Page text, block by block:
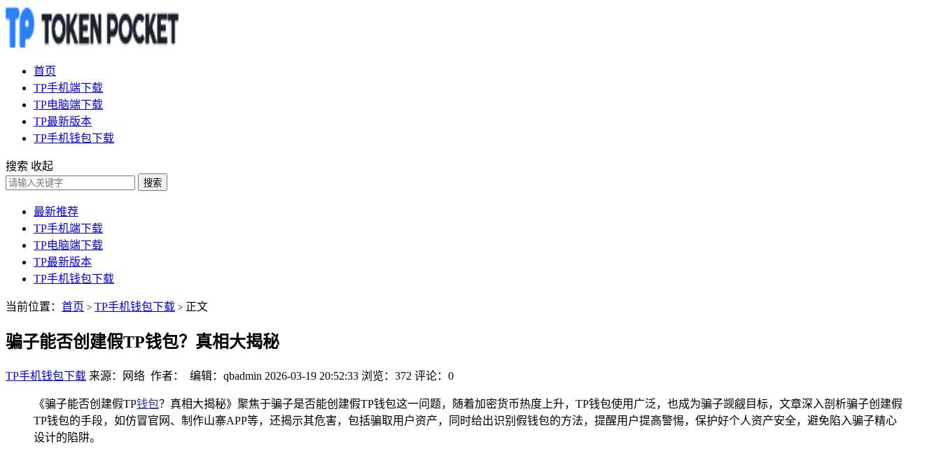
首页
TP手机端下载
TP电脑端下载
TP最新版本
TP手机钱包下载
搜索 收起
搜索
最新推荐
TP手机端下载
TP电脑端下载
TP最新版本
TP手机钱包下载
当前位置： 首页 > TP手机钱包下载 > 正文
骗子能否创建假TP钱包？真相大揭秘
TP手机钱包下载 来源：网络 作者： 编辑：qbadmin 2026-03-19 20:52:33 浏览：372 评论：0
《骗子能否创建假TP钱包？真相大揭秘》聚焦于骗子是否能创建假TP钱包这一问题，随着加密货币热度上升，TP钱包使用广泛，也成为骗子觊觎目标，文章深入剖析骗子创建假
TP钱包的手段，如仿冒官网、制作山寨APP等，还揭示其危害，包括骗取用户资产，同时给出识别假钱包的方法，提醒用户提高警惕，保护好个人资产安全，避免陷入骗子精心
设计的陷阱。